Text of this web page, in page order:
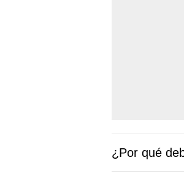
¿Por qué